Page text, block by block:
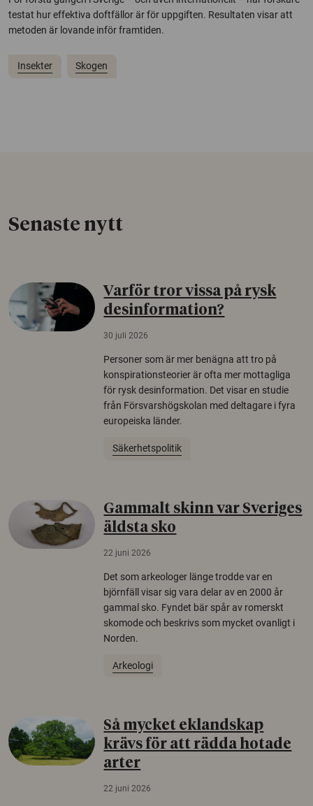
testat hur effektiva doftfällor är för uppgiften. Resultaten visar att
metoden är lovande inför framtiden.
Insekter Skogen
Senaste nytt
Varför tror vissa på rysk
desinformation?
30 juli 2026
Personer som är mer benägna att tro på
konspirationsteorier är ofta mer mottagliga
för rysk desinformation. Det visar en studie
från Försvarshögskolan med deltagare i fyra
europeiska länder.
Säkerhetspolitik
Gammalt skinn var Sveriges
äldsta sko
22 juni 2026
Det som arkeologer länge trodde var en
björnfäll visar sig vara delar av en 2000 år
gammal sko. Fyndet bär spår av romerskt
skomode och beskrivs som mycket ovanligt i
Norden.
Arkeologi
Så mycket eklandskap
krävs för att rädda hotade
arter
22 juni 2026